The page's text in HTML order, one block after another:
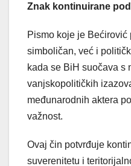
Znak kontinuirane
Pismo koje je Bećirović
simboličan, već i
kada se BiH suočava s
vanjskopolitičkih
međunarodnih aktera
važnost.
Ovaj čin potvrđuje
suverenitetu i